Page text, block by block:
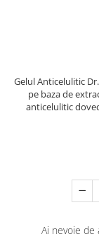
Gelul Anticelulitic
pe baza de
anticelulitic
Ai nevoie de